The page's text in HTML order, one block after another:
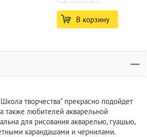
В корзину
творчества" прекрасно подойдет
также любителей акварельной
для рисования акварелью, гуашью,
карандашами и чернилами.